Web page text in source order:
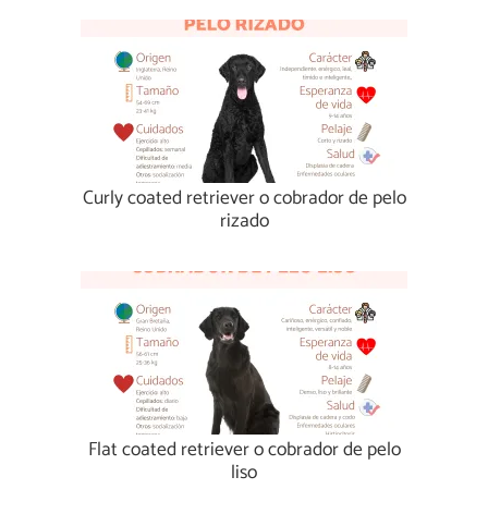
Curly coated retriever o cobrador de pelo
rizado
Flat coated retriever o cobrador de pelo
liso